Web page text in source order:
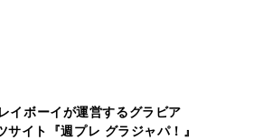
イボーイが運営するグラビア
サイト『週プレ グラジャパ！』